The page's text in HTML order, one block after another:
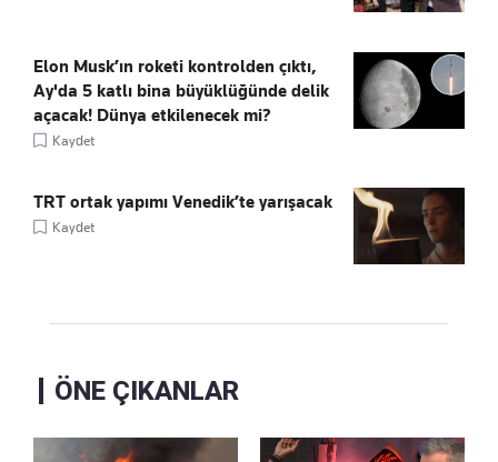
Elon Musk’ın roketi kontrolden çıktı,
Ay'da 5 katlı bina büyüklüğünde delik
açacak! Dünya etkilenecek mi?
Kaydet
TRT ortak yapımı Venedik’te yarışacak
Kaydet
ÖNE ÇIKANLAR